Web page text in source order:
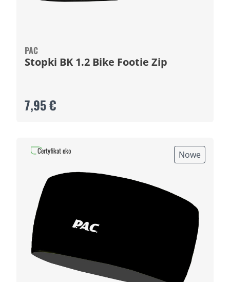
PAC
Stopki BK 1.2 Bike Footie Zip
7,95 €
Nowe
Certyfikat eko